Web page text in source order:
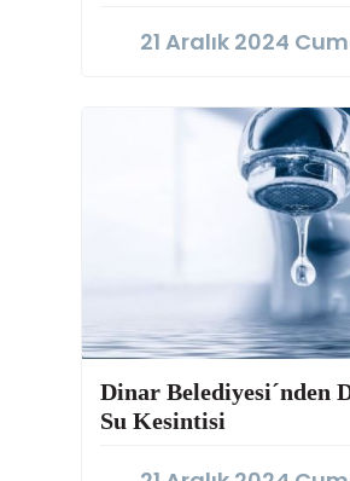
21 Aralık 2024
Dinar Belediyesi´nden
Su Kesintisi